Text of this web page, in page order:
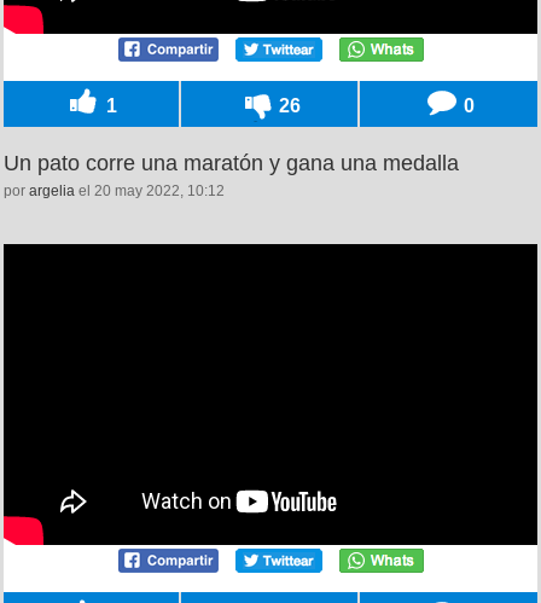
1 26 0
Un pato corre una maratón y gana una medalla
por argelia el 20 may 2022, 10:12